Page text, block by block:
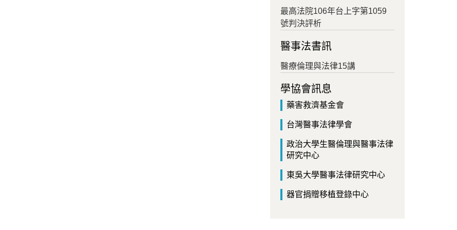
最高法院106年台上字第1059
號判決評析
醫事法書訊
醫療倫理與法律15講
學協會訊息
藥害救濟基金會
台灣醫事法律學會
政治大學生醫倫理與醫事法律
研究中心
東吳大學醫事法律研究中心
器官捐贈移植登錄中心